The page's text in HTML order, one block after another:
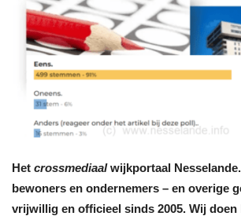
Het crossmediaalwijkportaal
bewoners en ondernemers – en overige
vrijwillig en officieel sinds 2005. Wij doen